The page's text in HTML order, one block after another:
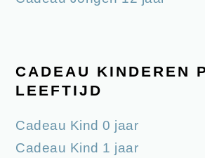
CADEAU KINDEREN
LEEFTIJD
Cadeau Kind 0 jaar
Cadeau Kind 1 jaar